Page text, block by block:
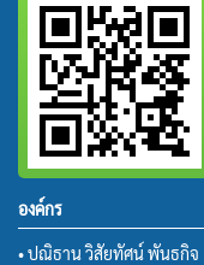
องค์กร
• ปณิธาน วิสัยทัศน์ พันธกิจ